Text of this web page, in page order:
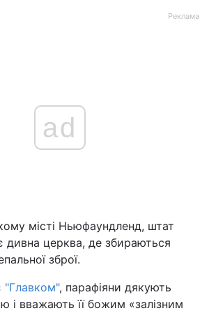
Війна
Реклама
ad
місті Ньюфаундленд, штат
дивна церква, де збираються
зброї.
"Главком", парафіяни дякують
і вважають її божим «залізним